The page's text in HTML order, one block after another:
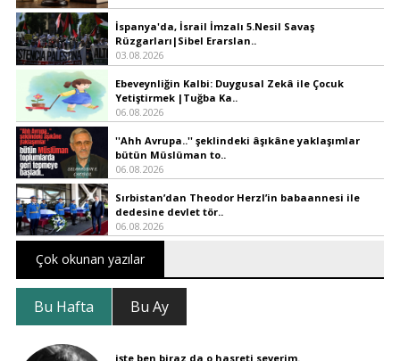
İspanya'da, İsrail İmzalı 5.Nesil Savaş
Rüzgarları|Sibel Erarslan..
03.08.2026
Ebeveynliğin Kalbi: Duygusal Zekâ ile Çocuk
Yetiştirmek |Tuğba Ka..
06.08.2026
''Ahh Avrupa..'' şeklindeki âşıkâne yaklaşımlar
bütün Müslüman to..
06.08.2026
Sırbistan’dan Theodor Herzl’in babaannesi ile
dedesine devlet tör..
06.08.2026
Çok okunan yazılar
Bu Hafta Bu Ay
işte ben biraz da o hasreti severim.